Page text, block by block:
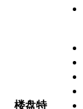
楼盘特